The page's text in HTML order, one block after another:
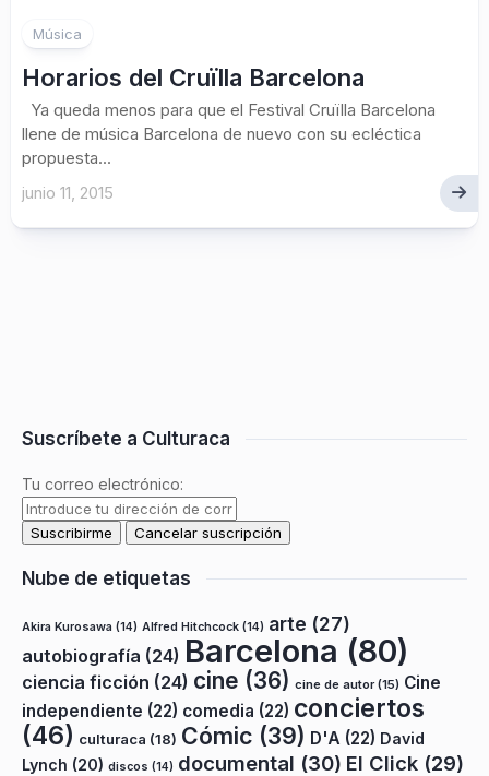
Música
Horarios del Cruïlla Barcelona
Ya queda menos para que el Festival Cruïlla Barcelona
llene de música Barcelona de nuevo con su ecléctica
propuesta...
junio 11, 2015
Suscríbete a Culturaca
Tu correo electrónico:
Nube de etiquetas
Akira Kurosawa (14) Alfred Hitchcock (14) arte (27)
autobiografía (24) Barcelona (80)
ciencia ficción (24) cine (36) cine de autor(15) Cine
independiente (22) comedia (22) conciertos
(46) culturaca (18) Cómic (39) D'A (22) David
Lynch (20) discos (14) documental (30) El Click (29)